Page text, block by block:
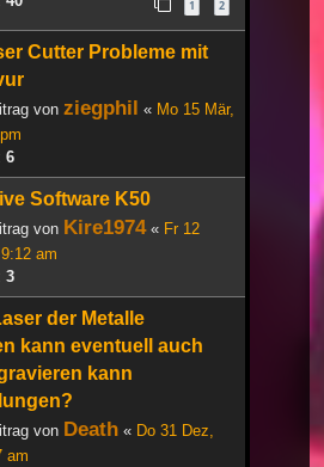
1 2
Cutter Probleme mit
von ziegphil « Mo 15 Mär,
6
Software K50
von Kire1974« Fr 12
am
3
der Metalle
kann eventuell auch
kann
von Death « Do 31 Dez,
am